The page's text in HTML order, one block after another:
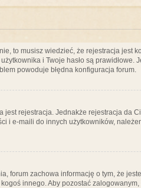
to musisz wiedzieć, że rejestracja jest
i Twoje hasło są prawidłowe.
powoduje błędna konfiguracja forum.
rejestracja. Jednakże rejestracja da
i e-maili do innych użytkowników,
forum zachowa informację o tym, że
innego. Aby pozostać